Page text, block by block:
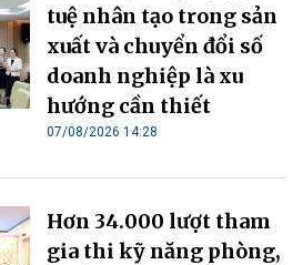
tuệ nhân tạo trong sản
xuất và chuyển đổi số
doanh nghiệp là xu
hướng cần thiết
07/08/2026 14:28
Hơn 34.000 lượt tham
gia thi kỹ năng phòng,